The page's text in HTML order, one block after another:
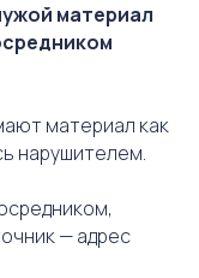
материал
материал как
нарушителем.
— адрес